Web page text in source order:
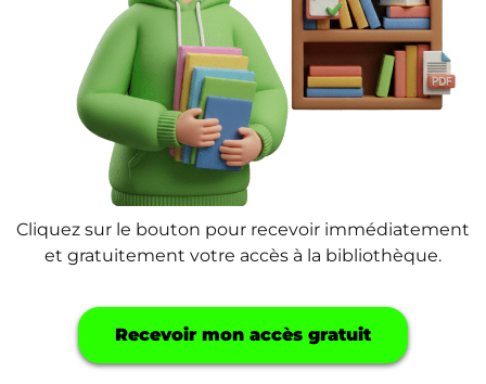
Cliquez sur le bouton pour recevoir immédiatement
et gratuitement votre accès à la bibliothèque.
Recevoir mon accès gratuit